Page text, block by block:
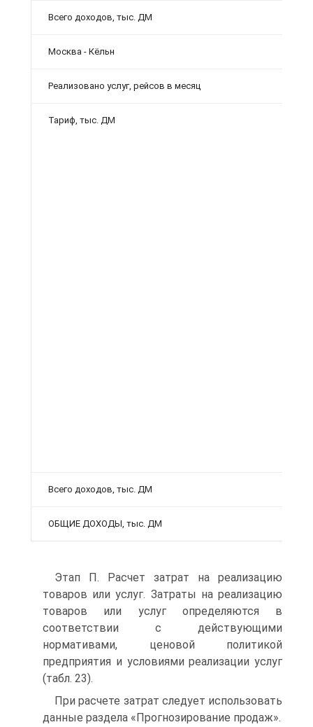
Всего доходов, тыс. ДМ
Москва - Кёльн
Реализовано услуг, рейсов в месяц
Тариф, тыс. ДМ
Всего доходов, тыс. ДМ
ОБЩИЕ ДОХОДЫ, тыс. ДМ
Этап П. Расчет затрат на реализацию
товаров или услуг. Затраты на реализацию
товаров или услуг определяются в
соответствии с действующими
нормативами, ценовой политикой
предприятия и условиями реализации услуг
(табл. 23).
При расчете затрат следует использовать
данные раздела «Прогнозирование продаж».